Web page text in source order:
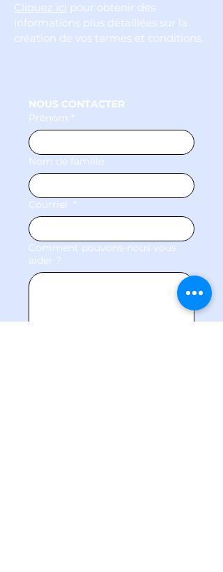
Cliquez ici
pour obtenir des
informations plus détaillées sur la
création de vos termes et conditions.
NOUS CONTACTER
Prénom *
Nom de famille
Courriel *
Comment pouvons-nous vous
aider ?